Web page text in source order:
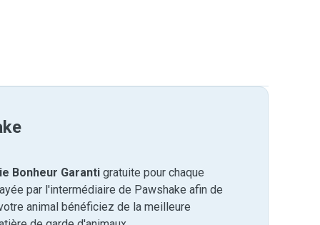
Bonheur Garanti gratuite pour chaque
par l'intermédiaire de Pawshake afin de
animal bénéficiez de la meilleure